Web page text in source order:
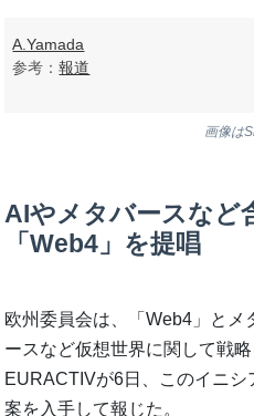
A.Yamada
参考：報道
画像は
AIやメタバースなど
「Web4」を提唱
欧州委員会は、「Web4」とメ
ースなど仮想世界に関して戦
EURACTIVが6日、このイニ
案を入手して報じた。